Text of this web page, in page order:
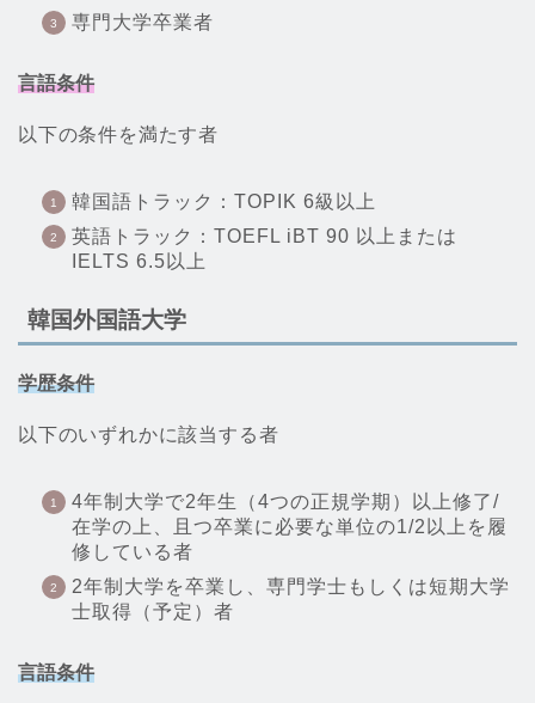
専門大学卒業者
言語条件
以下の条件を満たす者
韓国語トラック：TOPIK 6級以上
英語トラック：TOEFL iBT 90 以上または
IELTS 6.5以上
韓国外国語大学
学歴条件
以下のいずれかに該当する者
4年制大学で2年生（4つの正規学期）以上修了/
在学の上、且つ卒業に必要な単位の1/2以上を履
修している者
2年制大学を卒業し、専門学士もしくは短期大学
士取得（予定）者
言語条件